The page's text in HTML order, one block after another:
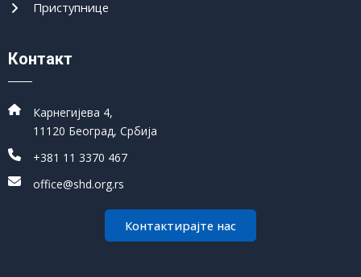
Приступнице
Контакт
Карнегијева 4,
11120 Београд, Србија
+381 11 3370 467
office@shd.org.rs
Контактирајте нас